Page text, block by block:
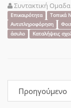
Συντακτική Ομαδα
Επικαιρότητα Τοπικά
Αντιπληροφόρηση
άσυλο
Καταλήψεις
Προηγούμενο